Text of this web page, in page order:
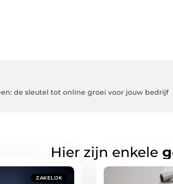
de sleutel tot online groei voor jouw bedrijf
Hier zijn enkele
ZAKELIJK